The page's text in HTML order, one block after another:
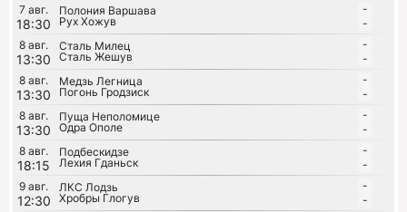
7 авг.
18:30
Полония Варшава
Рух Хожув
-
-
8 авг.
13:30
Сталь Милец
Сталь Жешув
-
-
8 авг.
13:30
Медзь Легница
Погонь Гродзиск
-
-
8 авг.
13:30
Пуща Неполомице
Одра Ополе
-
-
8 авг.
18:15
Подбескидзе
Лехия Гданьск
-
-
9 авг.
12:30
ЛКС Лодзь
Хробры Глогув
-
-